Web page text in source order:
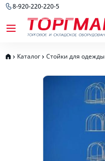
8-920-220-220-5
Каталог Стойки для одежды